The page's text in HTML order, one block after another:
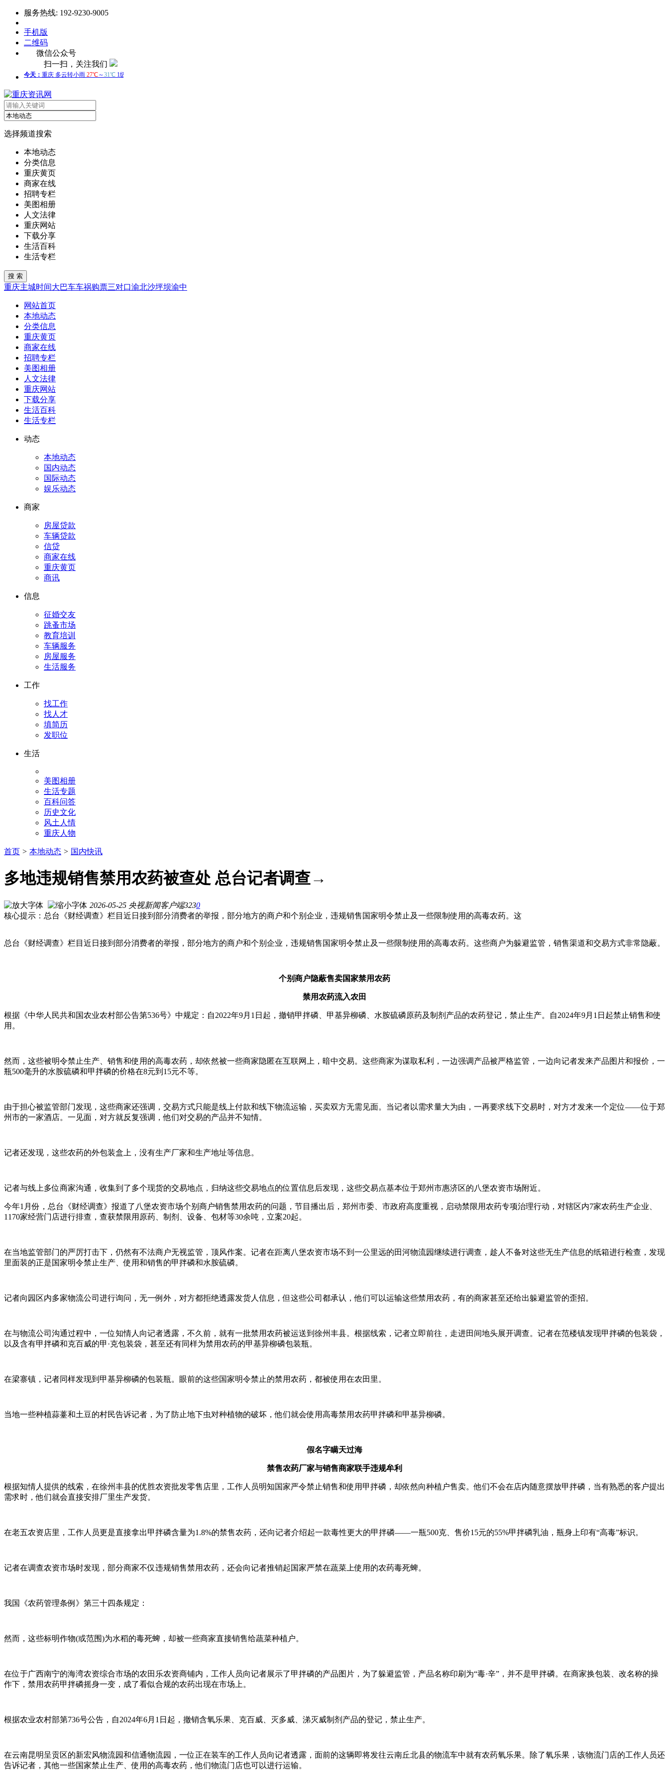
服务热线: 192-9230-9005
手机版
二维码
微信公众号
扫一扫，关注我们
选择频道搜索
本地动态
分类信息
重庆黄页
商家在线
招聘专栏
美图相册
人文法律
重庆网站
下载分享
生活百科
生活专栏
重庆主城时间大巴车车祸购票三对口渝北沙坪坝渝中
网站首页
本地动态
分类信息
重庆黄页
商家在线
招聘专栏
美图相册
人文法律
重庆网站
下载分享
生活百科
生活专栏
动态
本地动态
国内动态
国际动态
娱乐动态
商家
房屋贷款
车辆贷款
信贷
商家在线
重庆黄页
商讯
信息
征婚交友
跳蚤市场
教育培训
车辆服务
房屋服务
生活服务
工作
找工作
找人才
填简历
发职位
生活
美图相册
生活专题
百科问答
历史文化
风土人情
重庆人物
首页 > 本地动态 > 国内快讯
多地违规销售禁用农药被查处 总台记者调查→
2026-05-25 央视新闻客户端3230
核心提示：总台《财经调查》栏目近日接到部分消费者的举报，部分地方的商户和个别企业，违规销售国家明令禁止及一些限制使用的高毒农药。这
总台《财经调查》栏目近日接到部分消费者的举报，部分地方的商户和个别企业，违规销售国家明令禁止及一些限制使用的高毒农药。这些商户为躲避监管，销售渠道和交易方式非常隐蔽。
个别商户隐蔽售卖国家禁用农药
禁用农药流入农田
根据《中华人民共和国农业农村部公告第536号》中规定：自2022年9月1日起，撤销甲拌磷、甲基异柳磷、水胺硫磷原药及制剂产品的农药登记，禁止生产。自2024年9月1日起禁止销售和使
用。
然而，这些被明令禁止生产、销售和使用的高毒农药，却依然被一些商家隐匿在互联网上，暗中交易。这些商家为谋取私利，一边强调产品被严格监管，一边向记者发来产品图片和报价，一
瓶500毫升的水胺硫磷和甲拌磷的价格在8元到15元不等。
由于担心被监管部门发现，这些商家还强调，交易方式只能是线上付款和线下物流运输，买卖双方无需见面。当记者以需求量大为由，一再要求线下交易时，对方才发来一个定位——位于郑
州市的一家酒店。一见面，对方就反复强调，他们对交易的产品并不知情。
记者还发现，这些农药的外包装盒上，没有生产厂家和生产地址等信息。
记者与线上多位商家沟通，收集到了多个现货的交易地点，归纳这些交易地点的位置信息后发现，这些交易点基本位于郑州市惠济区的八堡农资市场附近。
今年1月份，总台《财经调查》报道了八堡农资市场个别商户销售禁用农药的问题，节目播出后，郑州市委、市政府高度重视，启动禁限用农药专项治理行动，对辖区内7家农药生产企业、
1170家经营门店进行排查，查获禁限用原药、制剂、设备、包材等30余吨，立案20起。
在当地监管部门的严厉打击下，仍然有不法商户无视监管，顶风作案。记者在距离八堡农资市场不到一公里远的田河物流园继续进行调查，趁人不备对这些无生产信息的纸箱进行检查，发现
里面装的正是国家明令禁止生产、使用和销售的甲拌磷和水胺硫磷。
记者向园区内多家物流公司进行询问，无一例外，对方都拒绝透露发货人信息，但这些公司都承认，他们可以运输这些禁用农药，有的商家甚至还给出躲避监管的歪招。
在与物流公司沟通过程中，一位知情人向记者透露，不久前，就有一批禁用农药被运送到徐州丰县。根据线索，记者立即前往，走进田间地头展开调查。记者在范楼镇发现甲拌磷的包装袋，
以及含有甲拌磷和克百威的甲·克包装袋，甚至还有同样为禁用农药的甲基异柳磷包装瓶。
在梁寨镇，记者同样发现到甲基异柳磷的包装瓶。眼前的这些国家明令禁止的禁用农药，都被使用在农田里。
当地一些种植蒜薹和土豆的村民告诉记者，为了防止地下虫对种植物的破坏，他们就会使用高毒禁用农药甲拌磷和甲基异柳磷。
假名字瞒天过海
禁售农药厂家与销售商家联手违规牟利
根据知情人提供的线索，在徐州丰县的优胜农资批发零售店里，工作人员明知国家严令禁止销售和使用甲拌磷，却依然向种植户售卖。他们不会在店内随意摆放甲拌磷，当有熟悉的客户提出
需求时，他们就会直接安排厂里生产发货。
在老五农资店里，工作人员更是直接拿出甲拌磷含量为1.8%的禁售农药，还向记者介绍起一款毒性更大的甲拌磷——一瓶500克、售价15元的55%甲拌磷乳油，瓶身上印有“高毒”标识。
记者在调查农资市场时发现，部分商家不仅违规销售禁用农药，还会向记者推销起国家严禁在蔬菜上使用的农药毒死蜱。
我国《农药管理条例》第三十四条规定：
然而，这些标明作物(或范围)为水稻的毒死蜱，却被一些商家直接销售给蔬菜种植户。
在位于广西南宁的海湾农资综合市场的农田乐农资商铺内，工作人员向记者展示了甲拌磷的产品图片，为了躲避监管，产品名称印刷为“毒·辛”，并不是甲拌磷。在商家换包装、改名称的操
作下，禁用农药甲拌磷摇身一变，成了看似合规的农药出现在市场上。
根据农业农村部第736号公告，自2024年6月1日起，撤销含氧乐果、克百威、灭多威、涕灭威制剂产品的登记，禁止生产。
在云南昆明呈贡区的新宏风物流园和信通物流园，一位正在装车的工作人员向记者透露，面前的这辆即将发往云南丘北县的物流车中就有农药氧乐果。除了氧乐果，该物流门店的工作人员还
告诉记者，其他一些国家禁止生产、使用的高毒农药，他们物流门店也可以进行运输。